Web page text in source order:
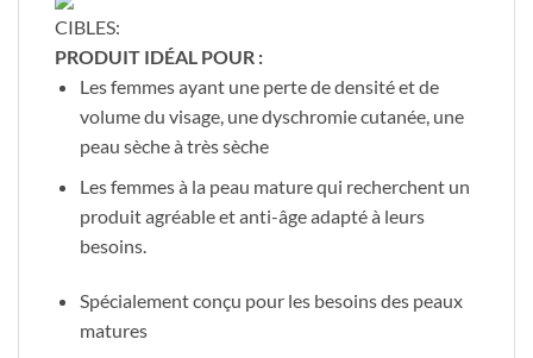
CIBLES:
PRODUIT IDÉAL POUR :
Les femmes ayant une perte de densité et de
volume du visage, une dyschromie cutanée, une
peau sèche à très sèche
Les femmes à la peau mature qui recherchent un
produit agréable et anti-âge adapté à leurs
besoins.
Spécialement conçu pour les besoins des peaux
matures